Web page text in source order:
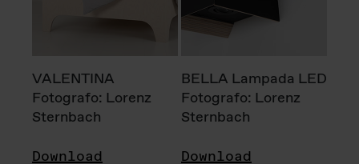
VALENTINA
Fotografo: Lorenz
Sternbach
Download
BELLA Lampada LED
Fotografo: Lorenz
Sternbach
Download